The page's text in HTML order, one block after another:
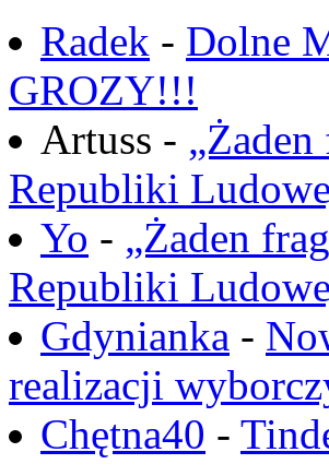
Radek - Dolne
GROZY!!!
Artuss -
Republiki
Yo - „Żaden
Republiki
Gdynianka -
realizacji
Chętna40 -